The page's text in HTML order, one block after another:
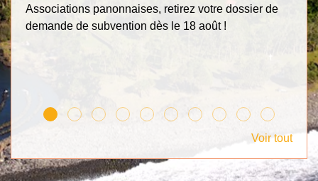
Associations panonnaises, retirez votre dossier de
demande de subvention dès le 18 août !
Voir tout